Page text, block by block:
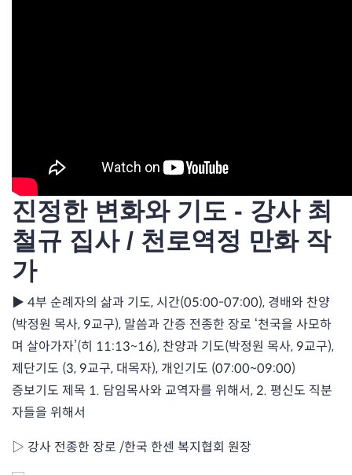
진정한 변화와 기도 - 강사 최
철규 집사 / 천로역정 만화 작
가
▶ 4부 순례자의 삶과 기도, 시간(05:00-07:00), 경배와 찬양
(박정원 목사, 9교구), 말씀과 간증 전종한 장로 ‘천국을 사모하
며 살아가자’(히 11:13~16), 찬양과 기도(박정원 목사, 9교구),
제단기도 (3, 9교구, 대목자), 개인기도 (07:00~09:00)
증보기도 제목 1. 담임목사와 교역자를 위해서, 2. 평신도 직분
자들을 위해서
▷ 강사 전종한 장로 /한국 한센 복지협회 원장